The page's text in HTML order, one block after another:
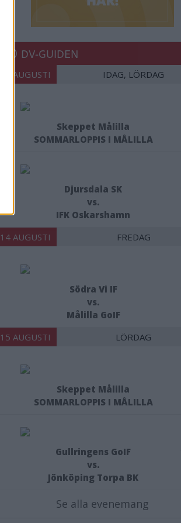
DV-GUIDEN
08 AUGUSTI IDAG, LÖRDAG
Skeppet Målilla
SOMMARLOPPIS I MÅLILLA
Djursdala SK
vs.
IFK Oskarshamn
14 AUGUSTI FREDAG
Södra Vi IF
vs.
Målilla GoIF
15 AUGUSTI LÖRDAG
Skeppet Målilla
SOMMARLOPPIS I MÅLILLA
Gullringens GoIF
vs.
Jönköping Torpa BK
Se alla evenemang